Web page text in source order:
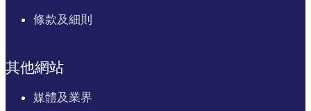
條款及細則
其他網站
媒體及業界